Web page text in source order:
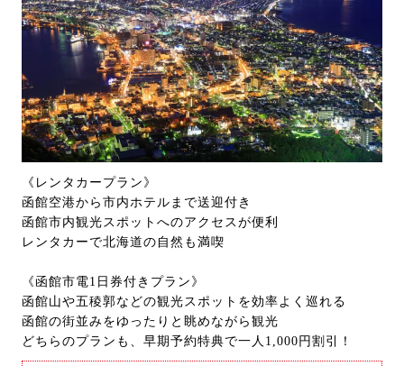
《レンタカープラン》
函館空港から市内ホテルまで送迎付き
函館市内観光スポットへのアクセスが便利
レンタカーで北海道の自然も満喫
《函館市電1日券付きプラン》
函館山や五稜郭などの観光スポットを効率よく巡れる
函館の街並みをゆったりと眺めながら観光
どちらのプランも、早期予約特典で一人1,000円割引！